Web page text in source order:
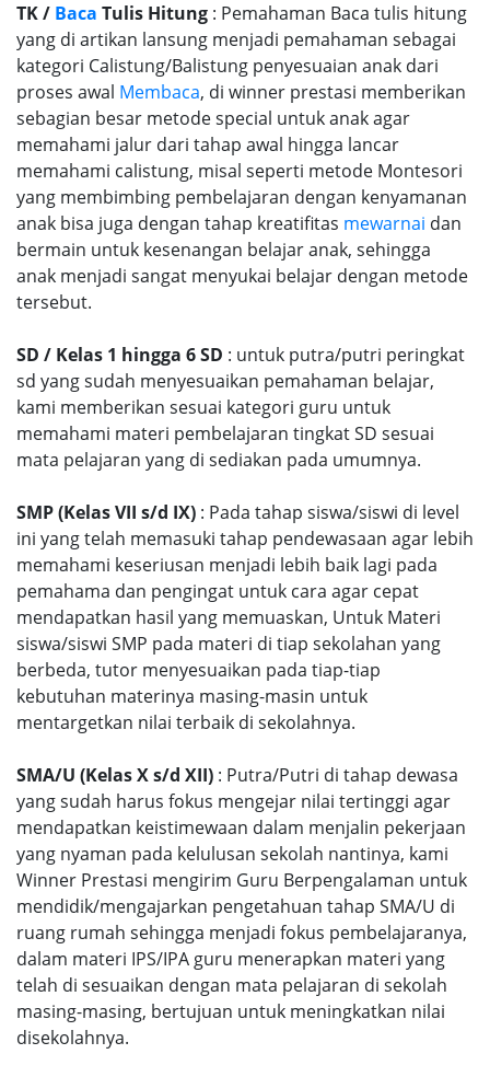
TK / Baca Tulis Hitung : Pemahaman Baca tulis hitung
yang di artikan lansung menjadi pemahaman sebagai
kategori Calistung/Balistung penyesuaian anak dari
proses awal Membaca, di winner prestasi memberikan
sebagian besar metode special untuk anak agar
memahami jalur dari tahap awal hingga lancar
memahami calistung, misal seperti metode Montesori
yang membimbing pembelajaran dengan kenyamanan
anak bisa juga dengan tahap kreatifitas mewarnai dan
bermain untuk kesenangan belajar anak, sehingga
anak menjadi sangat menyukai belajar dengan metode
tersebut.
SD / Kelas 1 hingga 6 SD : untuk putra/putri peringkat
sd yang sudah menyesuaikan pemahaman belajar,
kami memberikan sesuai kategori guru untuk
memahami materi pembelajaran tingkat SD sesuai
mata pelajaran yang di sediakan pada umumnya.
SMP (Kelas VII s/d IX) : Pada tahap siswa/siswi di level
ini yang telah memasuki tahap pendewasaan agar lebih
memahami keseriusan menjadi lebih baik lagi pada
pemahama dan pengingat untuk cara agar cepat
mendapatkan hasil yang memuaskan, Untuk Materi
siswa/siswi SMP pada materi di tiap sekolahan yang
berbeda, tutor menyesuaikan pada tiap-tiap
kebutuhan materinya masing-masin untuk
mentargetkan nilai terbaik di sekolahnya.
SMA/U (Kelas X s/d XII) : Putra/Putri di tahap dewasa
yang sudah harus fokus mengejar nilai tertinggi agar
mendapatkan keistimewaan dalam menjalin pekerjaan
yang nyaman pada kelulusan sekolah nantinya, kami
Winner Prestasi mengirim Guru Berpengalaman untuk
mendidik/mengajarkan pengetahuan tahap SMA/U di
ruang rumah sehingga menjadi fokus pembelajaranya,
dalam materi IPS/IPA guru menerapkan materi yang
telah di sesuaikan dengan mata pelajaran di sekolah
masing-masing, bertujuan untuk meningkatkan nilai
disekolahnya.